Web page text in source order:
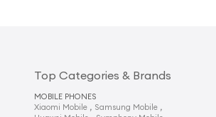
Top Categories & Brands
MOBILE PHONES
Xiaomi Mobile , Samsung Mobile ,